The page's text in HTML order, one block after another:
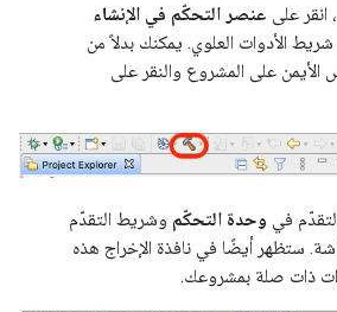
على عنصر التحكّم في الإنشاء
الأدوات العلوي. يمكنك بدلاً من
الأيمن على المشروع والنقر على
في وحدة التحكّم وشريط التقدّم
ستظهر أيضًا في نافذة الإخراج هذه
ذات صلة بمشروعك.